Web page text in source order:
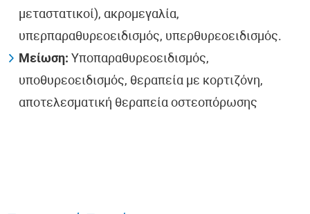
μεταστατικοί), ακρομεγαλία,
υπερπαραθυρεοειδισμός, υπερθυρεοειδισμός.
Μείωση: Υποπαραθυρεοειδισμός,
υποθυρεοειδισμός, θεραπεία με κορτιζόνη,
αποτελεσματική θεραπεία οστεοπόρωσης